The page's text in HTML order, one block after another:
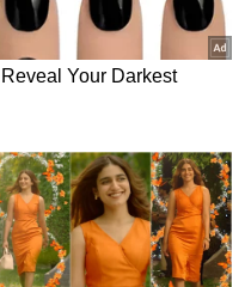
ಹೆಚ್ಚಿಸುತ್ತದೆ. ನೀವು
ಸಾಧಿಸುವ
ಮತ್ತು
ಈ ಸಂಚಾರವು ನಿಮಗೆ
ತರುತ್ತದೆ. ವೃತ್ತಿಜೀವನದ
ವೃತ್ತಿಜೀವನದಲ್ಲಿ
ಮಾಡುತ್ತದೆ.